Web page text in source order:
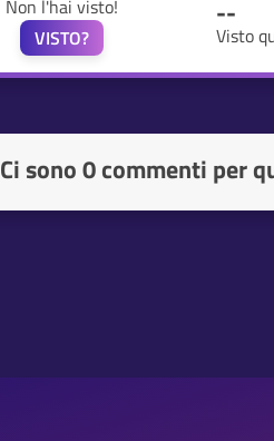
Non l'hai visto!
VISTO?
--
Visto
Ci sono0 commenti per